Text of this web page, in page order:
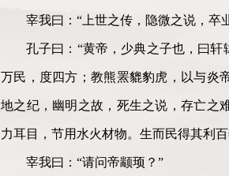
宰我曰：“上世之传，隐微之说，卒
孔子曰：“黄帝，少典之子也，曰
万民，度四方；教熊罴貔豹虎，以与炎
地之纪，幽明之故，死生之说，存亡之
力耳目，节用水火材物。生而民得其利
宰我曰：“请问帝颛顼？”